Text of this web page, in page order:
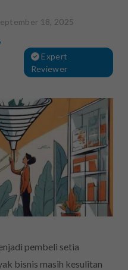
18, 2025
Expert
Reviewer
pembeli setia
bisnis masih kesulitan